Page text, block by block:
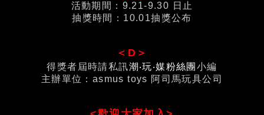
活動期間：9.21-9.30 日止
抽獎時間：10.01抽獎公布
＜D＞
得獎者屆時請私訊潮‧玩‧媒粉絲團 小編
主辦單位：asmus toys 阿司馬玩具公司